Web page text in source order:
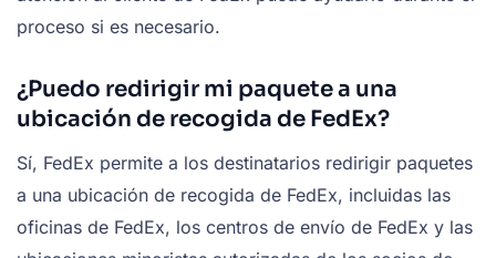
proceso si es necesario.
¿Puedo redirigir mi paquete a una
ubicación de recogida de FedEx?
Sí, FedEx permite a los destinatarios redirigir paquetes
a una ubicación de recogida de FedEx, incluidas las
oficinas de FedEx, los centros de envío de FedEx y las